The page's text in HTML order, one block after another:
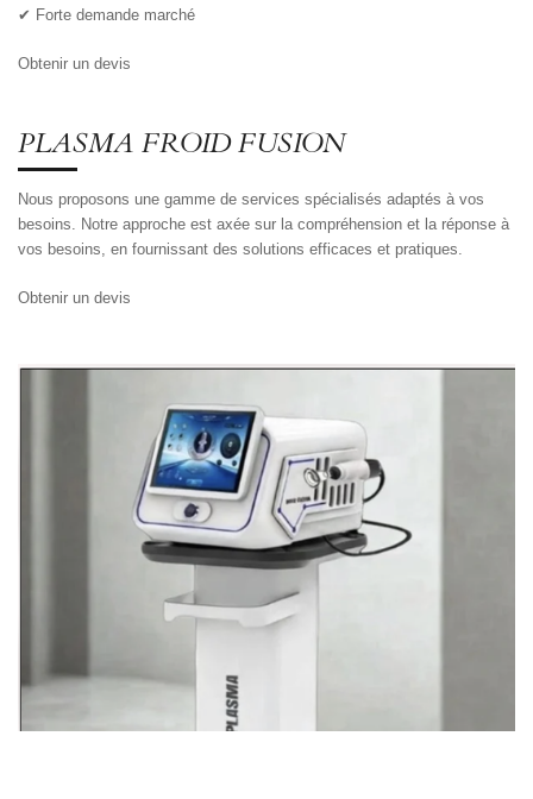
✔ Forte demande marché
Obtenir un devis
PLASMA FROID FUSION
Nous proposons une gamme de services spécialisés adaptés à vos
besoins. Notre approche est axée sur la compréhension et la réponse à
vos besoins, en fournissant des solutions efficaces et pratiques.
Obtenir un devis